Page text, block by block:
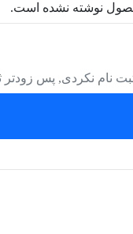
نوشته نشده است.
نام نکردی, پس زودتر